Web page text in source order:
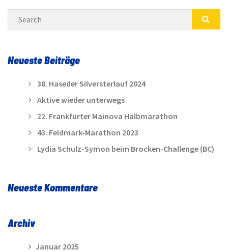
Search
Neueste Beiträge
38. Haseder Silversterlauf 2024
Aktive wieder unterwegs
22. Frankfurter Mainova Halbmarathon
43. Feldmark-Marathon 2023
Lydia Schulz-Symon beim Brocken-Challenge (BC)
Neueste Kommentare
Archiv
Januar 2025